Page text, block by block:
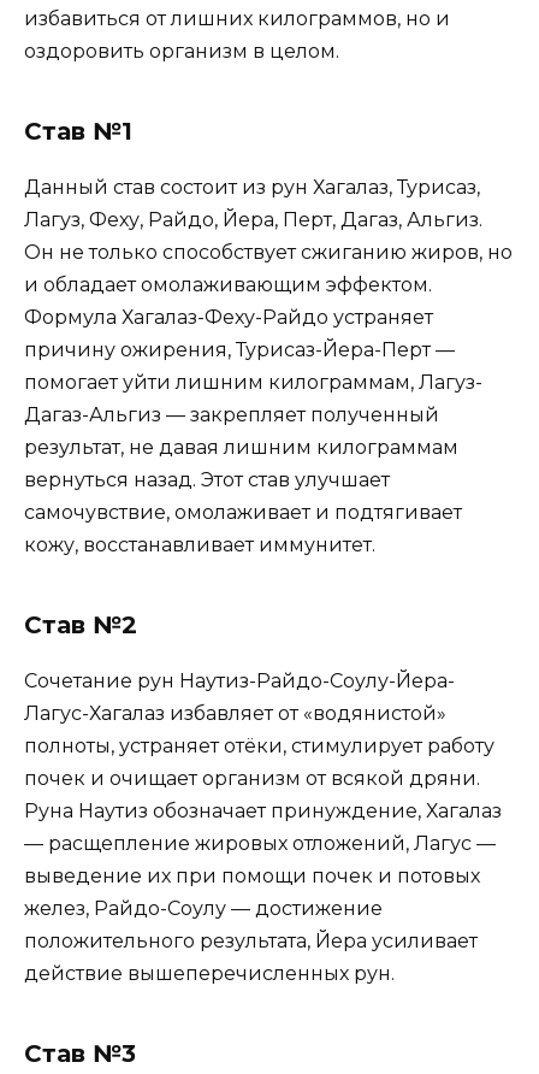
избавиться от лишних килограммов, но и
оздоровить организм в целом.
Став №1
Данный став состоит из рун Хагалаз, Турисаз,
Лагуз, Феху, Райдо, Йера, Перт, Дагаз, Альгиз.
Он не только способствует сжиганию жиров, но
и обладает омолаживающим эффектом.
Формула Хагалаз-Феху-Райдо устраняет
причину ожирения, Турисаз-Йера-Перт —
помогает уйти лишним килограммам, Лагуз-
Дагаз-Альгиз — закрепляет полученный
результат, не давая лишним килограммам
вернуться назад. Этот став улучшает
самочувствие, омолаживает и подтягивает
кожу, восстанавливает иммунитет.
Став №2
Сочетание рун Наутиз-Райдо-Соулу-Йера-
Лагус-Хагалаз избавляет от «водянистой»
полноты, устраняет отёки, стимулирует работу
почек и очищает организм от всякой дряни.
Руна Наутиз обозначает принуждение, Хагалаз
— расщепление жировых отложений, Лагус —
выведение их при помощи почек и потовых
желез, Райдо-Соулу — достижение
положительного результата, Йера усиливает
действие вышеперечисленных рун.
Став №3